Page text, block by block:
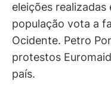
eleições
população vota a
Ocidente. Petro
protestos
país.